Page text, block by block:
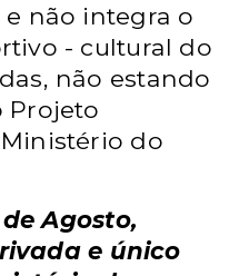
não integra o
- cultural do
não estando
Projeto
do
Agosto,
e único